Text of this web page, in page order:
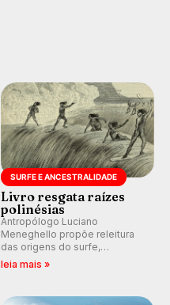
SURFE E ANCESTRALIDADE
Livro resgata raízes
polinésias
Antropólogo Luciano
Meneghello propõe releitura
das origens do surfe,
resgatando a cultura polinésia
prática em esporte e indústria.
leia mais »